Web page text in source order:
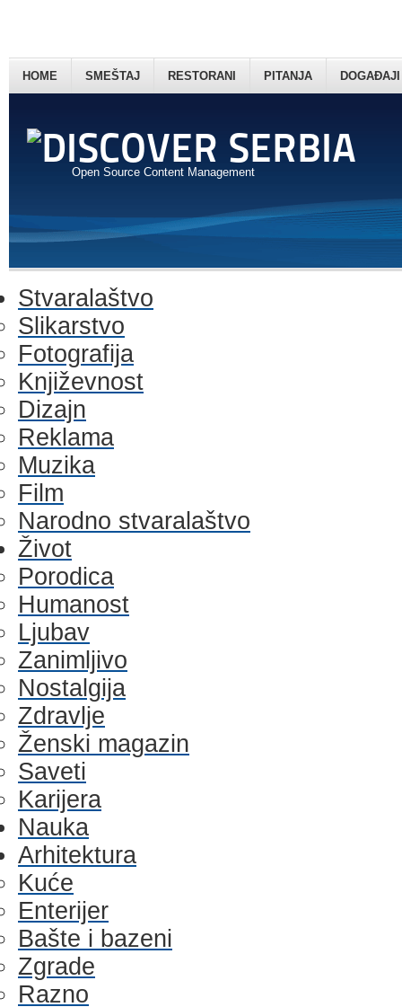
Open Source Content Management
HOME SMEŠTAJ RESTORANI PITANJA DOGAĐAJI
Stvaralaštvo
Slikarstvo
Fotografija
Književnost
Dizajn
Reklama
Muzika
Film
Narodno stvaralaštvo
Život
Porodica
Humanost
Ljubav
Zanimljivo
Nostalgija
Zdravlje
Ženski magazin
Saveti
Karijera
Nauka
Arhitektura
Kuće
Enterijer
Bašte i bazeni
Zgrade
Razno